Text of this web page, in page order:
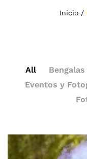
Inicio /
All
Eventos y